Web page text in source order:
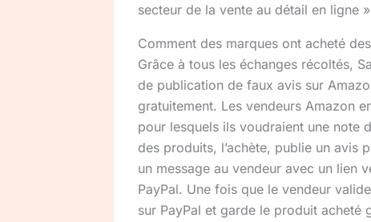
secteur de la vente au détail en ligne
Comment des marques ont acheté
Grâce à tous les échanges récoltés,
de publication de faux avis sur
gratuitement. Les vendeurs Amazon
pour lesquels ils voudraient une note
des produits, l’achète, publie un avis
un message au vendeur avec un lien
PayPal. Une fois que le vendeur
sur PayPal et garde le produit acheté